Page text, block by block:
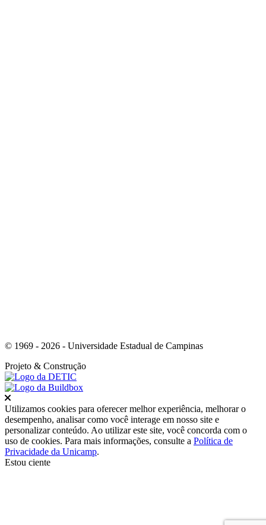
© 1969 - 2026 - Universidade Estadual de Campinas
Projeto & Construção
Fechar
Utilizamos cookies para oferecer melhor experiência, melhorar o
desempenho, analisar como você interage em nosso site e
personalizar conteúdo. Ao utilizar este site, você concorda com o
uso de cookies. Para mais informações, consulte a Política de
Privacidade da Unicamp.
Estou ciente